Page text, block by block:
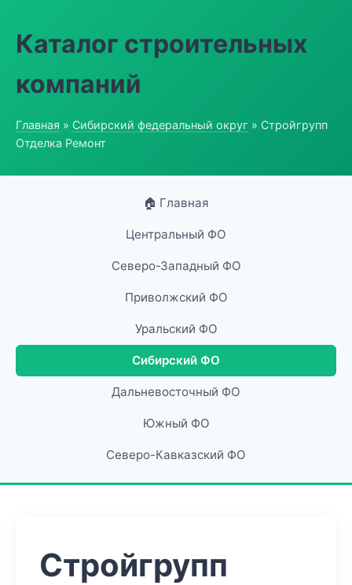
Каталог строительных
компаний
Главная » Сибирский федеральный округ » Стройгрупп
Отделка Ремонт
🏠 Главная
Центральный ФО
Северо-Западный ФО
Приволжский ФО
Уральский ФО
Сибирский ФО
Дальневосточный ФО
Южный ФО
Северо-Кавказский ФО
Стройгрупп